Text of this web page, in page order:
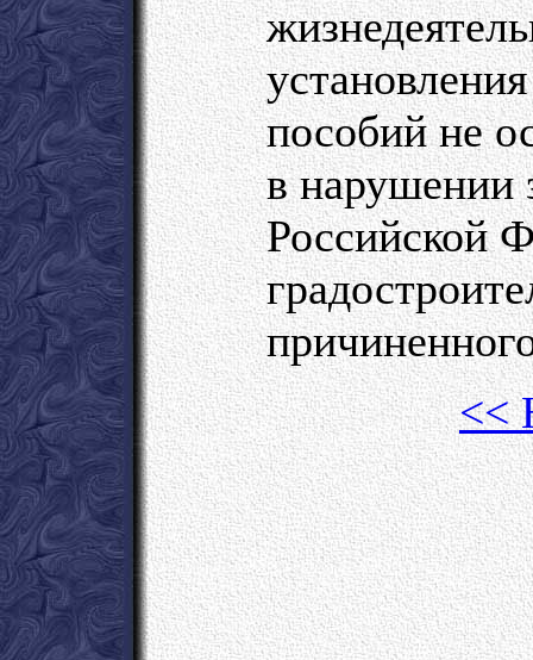
пособий не
в нарушении
Российской
<<